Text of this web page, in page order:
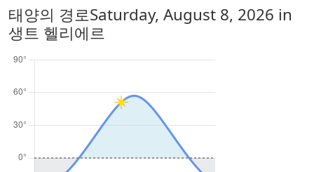
태양의 경로Saturday, August 8, 2026 in
생트 헬리에르